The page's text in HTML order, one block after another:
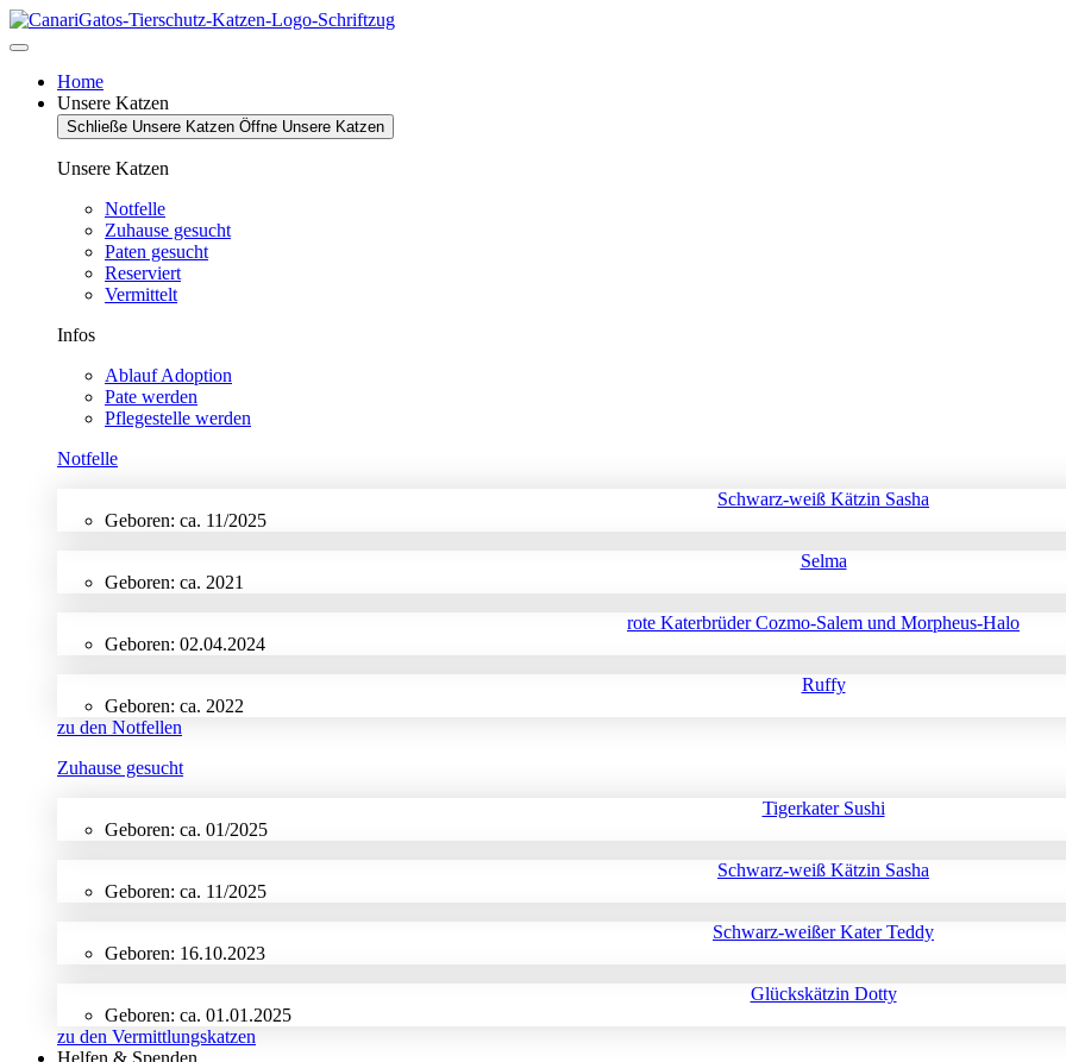
Zum
Inhalt
Home
Unsere Katzen
Schließe Unsere Katzen Öffne Unsere Katzen
Unsere Katzen
Notfelle
Zuhause gesucht
Paten gesucht
Reserviert
Vermittelt
Infos
Ablauf Adoption
Pate werden
Pflegestelle werden
Notfelle
Schwarz-weiß Kätzin Sasha
Geboren: ca. 11/2025
Selma
Geboren: ca. 2021
rote Katerbrüder Cozmo-Salem und Morpheus-Halo
Geboren: 02.04.2024
Ruffy
Geboren: ca. 2022
zu den Notfellen
Zuhause gesucht
Tigerkater Sushi
Geboren: ca. 01/2025
Schwarz-weiß Kätzin Sasha
Geboren: ca. 11/2025
Schwarz-weißer Kater Teddy
Geboren: 16.10.2023
Glückskätzin Dotty
Geboren: ca. 01.01.2025
zu den Vermittlungskatzen
Helfen & Spenden